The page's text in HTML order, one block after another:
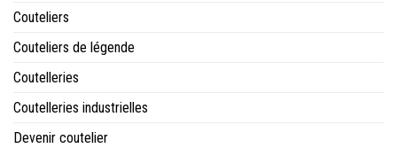
Couteliers
Couteliers de légende
Coutelleries
Coutelleries industrielles
Devenir coutelier